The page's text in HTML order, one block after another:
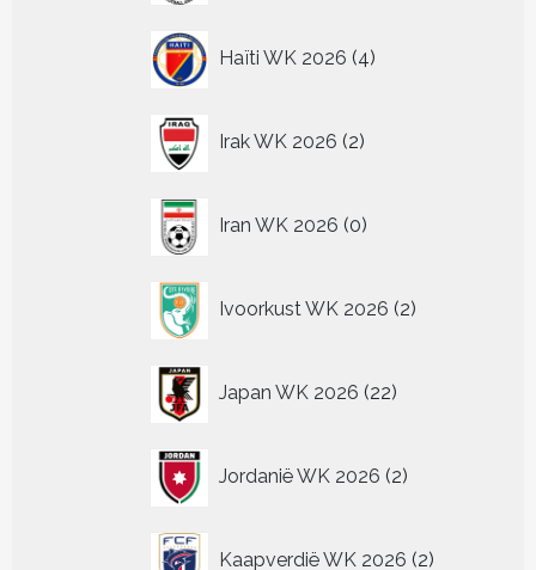
Haïti WK 2026 4
producten
Irak WK 2026 2
producten
Iran WK 2026 0
producten
Ivoorkust WK 2026 2
producten
Japan WK 2026 22
producten
Jordanië WK 2026 2
producten
Kaapverdië WK 2026 2